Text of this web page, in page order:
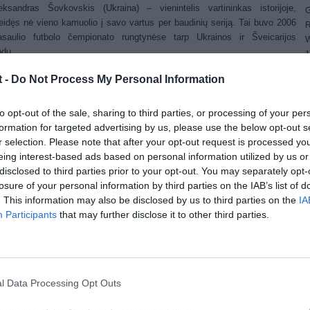
- Do Not Process My Personal Information
opt-out of the sale, sharing to third parties, or processing of your
for targeted advertising by us, please use the below opt-out
selection. Please note that after your opt-out request is processed
interest-based ads based on personal information utilized by us
to third parties prior to your opt-out. You may separately
of your personal information by third parties on the IAB’s list of
This information may also be disclosed by us to third parties on the
Participants that may further disclose it to other third parties.
Data Processing Opt Outs
Šovkovskis (Ukraina) – vienintelis vartininkas istorijoje,
nė vieno kamuolio į savo vartus per baudinių seriją. Tai buvo 2006
futbolo čempionato rungtynėse tarp Ukrainos ir Šveicarijos
m. birželio 25 d. per pasaulio futbolo čempionato rungtynes tarp
ir Olandijos komandų teisėjavęs rusas Valentinas Ivanovas parodė
istorijoje.
Views:22,186
(No Ratings Yet)
faktai